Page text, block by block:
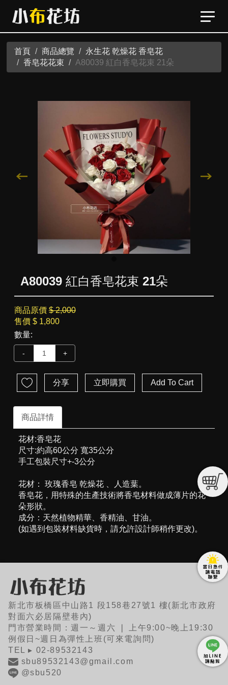
首頁 商品總覽
永生花 乾燥花 香皂花
香皂花花束
A80039 紅白香皂花束 21朵
A80039 紅白香皂花束 21朵
商品原價 $ 2,000
售價 $ 1,800
數量:
- +
分享 立即購買 Add To Cart
商品詳情
花材:香皂花
尺寸:約高60公分 寬35公分
手工包裝尺寸+-3公分
花材： 玫瑰香皂 乾燥花 、人造葉。
香皂花，用特殊的生產技術將香皂材料做成薄片的花
朵形狀。
成分：天然植物精華、香精油、甘油。
(如遇到包裝材料缺貨時，請允許設計師稍作更改)。
新北市板橋區中山路1 段158巷27號1 樓(新北市政府
對面六必居隔壁巷內)
門市營業時間：週一～週六 ❘ 上午9:00~晚上19:30
例假日~週日為彈性上班(可來電詢問)
TEL ▸ 02-89532143
sbu89532143@gmail.com
@sbu520